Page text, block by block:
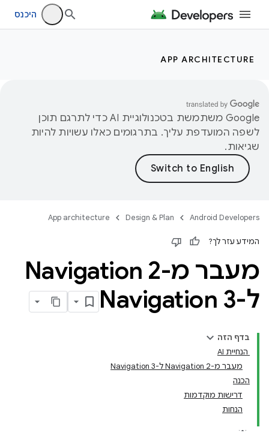
היכנס
APP ARCHITECTURE
‫Google משתמשת בטכנולוגיית AI כדי לתרגם תוכן
לשפה המועדפת עליך. בתרגומים כאלו עשויות להיות
שגיאות.
Android Developers
Design & Plan
App architecture
המידע עזר לך?
מעבר מ-Navigation 2
ל-Navigation 3
בדף הזה
‫ הנחיית AI
מעבר מ-Navigation 2 ל-Navigation 3
הכנה
דרישות מוקדמות
הנחות